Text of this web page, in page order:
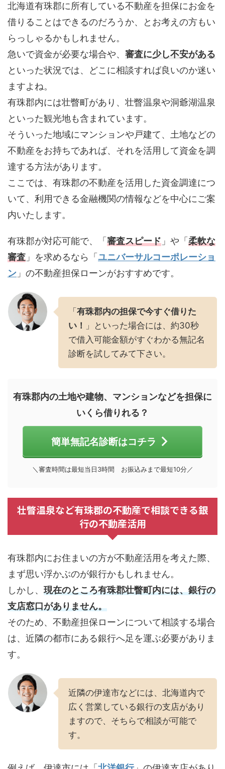
北海道有珠郡に所有している不動産を担保にお金を
借りることはできるのだろうか、とお考えの方もい
らっしゃるかもしれません。
急いで資金が必要な場合や、 審査に少し不安がある
といった状況では、どこに相談すれば良いのか迷い
ますよね。
有珠郡内には壮瞥町があり、壮瞥温泉や洞爺湖温泉
といった観光地も含まれています。
そういった地域にマンションや戸建て、土地などの
不動産をお持ちであれば、それを活用して資金を調
達する方法があります。
ここでは、有珠郡の不動産を活用した資金調達につ
いて、利用できる金融機関の情報などを中心にご案
内いたします。
有珠郡が対応可能で、「 審査スピード 」や「 柔軟な
審査 」を求めるなら「 ユニバーサルコーポレーショ
ン 」の不動産担保ローンがおすすめです。
「 有珠郡内の担保で今すぐ借りた
い！
」といった場合には、約30秒
で借入可能金額がすぐわかる無記名
診断を試してみて下さい。
有珠郡内の土地や建物、マンションなどを担保に
いくら借りれる？
簡単無記名診断はコチラ
＼審査時間は最短当日3時間 お振込みまで最短10分／
壮瞥温泉など有珠郡の不動産で相談できる銀
行の不動産活用
有珠郡内にお住まいの方が不動産活用を考えた際、
まず思い浮かぶのが銀行かもしれません。
しかし、 現在のところ有珠郡壮瞥町内には、銀行の
支店窓口がありません。
そのため、不動産担保ローンについて相談する場合
は、近隣の都市にある銀行へ足を運ぶ必要がありま
す。
近隣の伊達市などには、北海道内で
広く営業している銀行の支店があり
ますので、そちらで相談が可能で
す。